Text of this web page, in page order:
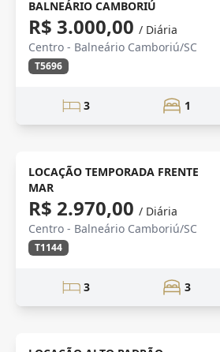
BALNEÁRIO CAMBORIÚ
R$ 3.000,00 / Diária
Centro - Balneário Camboriú/SC
T5696
3 1
LOCAÇÃO TEMPORADA FRENTE
MAR
R$ 2.970,00 / Diária
Centro - Balneário Camboriú/SC
T1144
3 3
barra sul